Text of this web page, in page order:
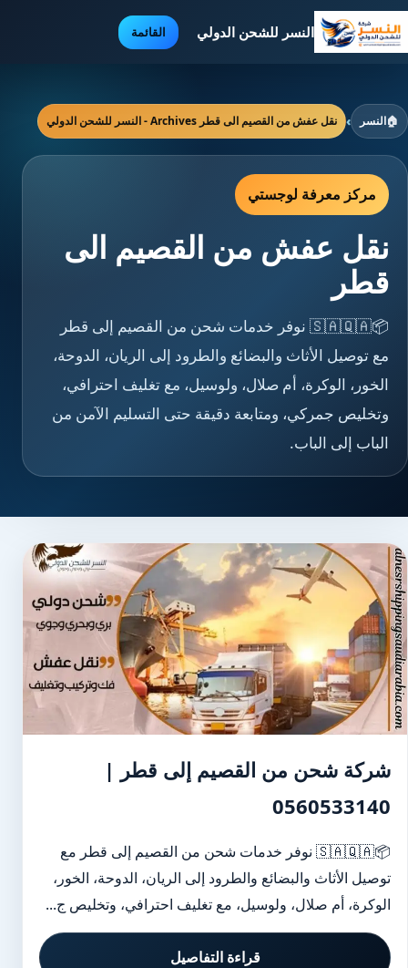
النسر للشحن الدولي القائمة
🏠النسر › نقل عفش من القصيم الى قطر Archives - النسر للشحن الدولي
مركز معرفة لوجستي
نقل عفش من القصيم الى
قطر
📦🇸🇦🇶🇦 نوفر خدمات شحن من القصيم إلى قطر
مع توصيل الأثاث والبضائع والطرود إلى الريان، الدوحة،
الخور، الوكرة، أم صلال، ولوسيل، مع تغليف احترافي،
وتخليص جمركي، ومتابعة دقيقة حتى التسليم الآمن من
الباب إلى الباب.
شركة شحن من القصيم إلى قطر |
0560533140
📦🇸🇦🇶🇦 نوفر خدمات شحن من القصيم إلى قطر مع
توصيل الأثاث والبضائع والطرود إلى الريان، الدوحة، الخور،
الوكرة، أم صلال، ولوسيل، مع تغليف احترافي، وتخليص ج...
قراءة التفاصيل